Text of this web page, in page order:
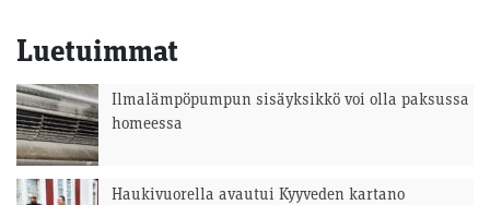
Luetuimmat
Ilmalämpöpumpun sisäyksikkö voi olla paksussa
homeessa
Haukivuorella avautui Kyyveden kartano